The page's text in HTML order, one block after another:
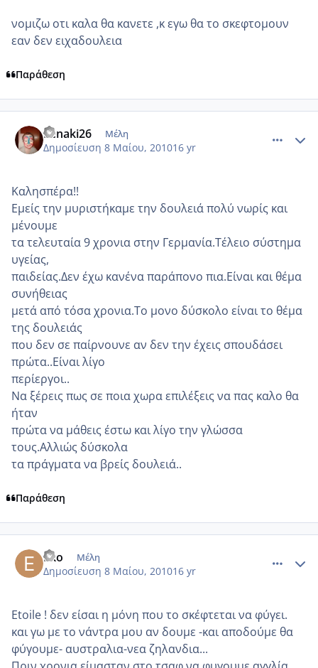
νομιζω οτι καλα θα κανετε ,κ εγω θα το σκεφτομουν
εαν δεν ειχαδουλεια
Παράθεση
Lenaki26 Μέλη
Δημοσίευση 8 Μαίου, 201016 yr
Καλησπέρα!!
Εμείς την μυριστήκαμε την δουλειά πολύ νωρίς και
μένουμε
τα τελευταία 9 χρονια στην Γερμανία.Τέλειο σύστημα
υγείας,
παιδείας.Δεν έχω κανένα παράπονο πια.Είναι και θέμα
συνήθειας
μετά από τόσα χρονια.Το μονο δύσκολο είναι το θέμα
της δουλειάς
που δεν σε παίρνουνε αν δεν την έχεις σπουδάσει
πρώτα..Είναι λίγο
περίεργοι..
Να ξέρεις πως σε ποια χωρα επιλέξεις να πας καλο θα
ήταν
πρώτα να μάθεις έστω και λίγο την γλώσσα
τους.Αλλιώς δύσκολα
τα πράγματα να βρείς δουλειά..
Παράθεση
Eko Μέλη
Δημοσίευση 8 Μαίου, 201016 yr
Etoile ! δεν είσαι η μόνη που το σκέφτεται να φύγει.
και γω με το νάντρα μου αν δουμε -και αποδούμε θα
φύγουμε- αυστραλια-νεα ζηλανδια...